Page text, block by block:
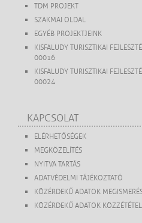
TDM PROJEKT
SZAKMAI OLDAL
EGYÉB PROJEKTJEINK
KISFALUDY TURISZTIKAI
00016
KISFALUDY TURISZTIKAI
00024
KAPCSOLAT
ELÉRHETŐSÉGEK
MEGKÖZELÍTÉS
NYITVA TARTÁS
ADATVÉDELMI TÁJÉKOZTATÓ
KÖZÉRDEKŰ ADATOK
KÖZÉRDEKŰ ADATOK